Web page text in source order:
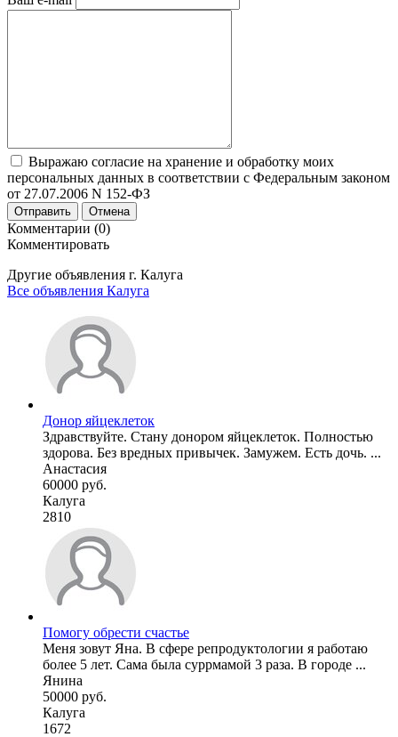
Выражаю согласие на хранение и обработку моих
персональных данных в соответствии с Федеральным законом
от 27.07.2006 N 152-ФЗ
Отправить Отмена
Комментарии (0)
Комментировать
Другие объявления г. Калуга
Все объявления Калуга
Донор яйцеклеток
Здравствуйте. Стану донором яйцеклеток. Полностью
здорова. Без вредных привычек. Замужем. Есть дочь. ...
Анастасия
60000 руб.
Калуга
2810
Помогу обрести счастье
Меня зовут Яна. В сфере репродуктологии я работаю
более 5 лет. Сама была суррмамой 3 раза. В городе ...
Янина
50000 руб.
Калуга
1672